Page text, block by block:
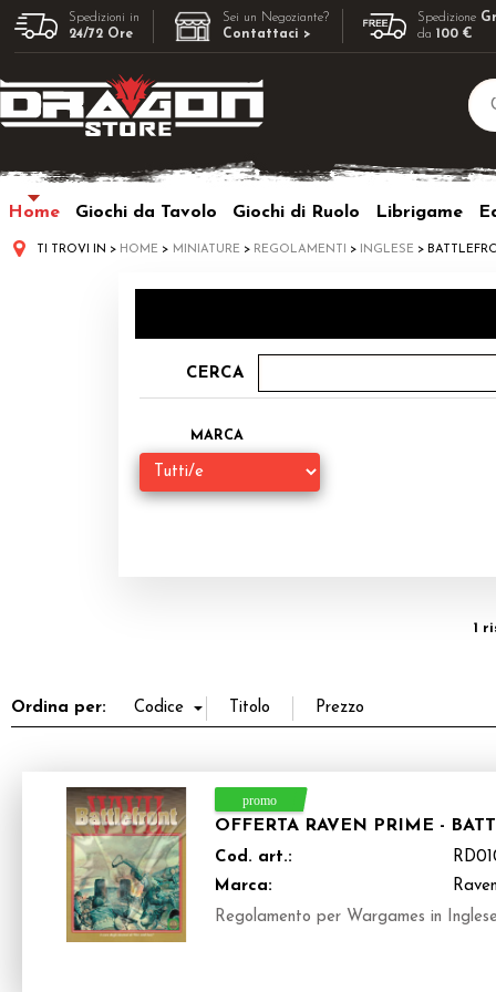
Spedizioni in
24/72 Ore
Sei un Negoziante?
Contattaci >
Spedizione
da100 €
Home Giochi da Tavolo Giochi di Ruolo Librigame
TI TROVI IN HOME MINIATURE REGOLAMENTI INGLESE
CERCA
MARCA
1
Ordina per:
OFFERTA RAVEN PRIME -
Cod. art.:
Marca:
Regolamento per Wargames in